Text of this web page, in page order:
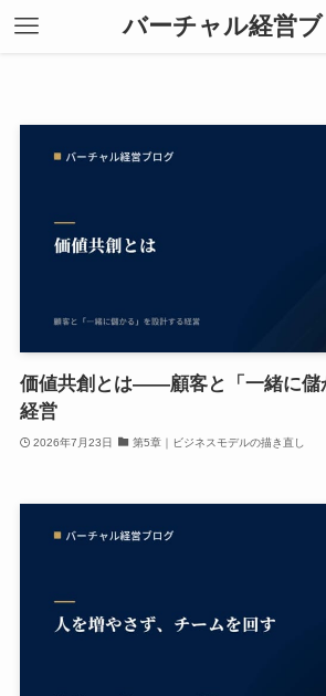
バーチャル経営
価値共創とは——顧客と「一緒に儲
経営
2026年7月23日 第5章｜ビジネスモデルの描き直し